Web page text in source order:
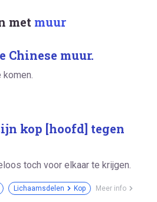
met muur
Chinese muur.
kop [hoofd] tegen
toch voor elkaar te krijgen.
Lichaamsdelen Kop Meer info